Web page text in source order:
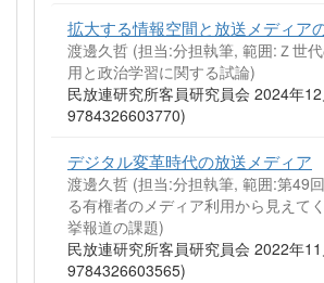
拡大する情報空間と放送メディア
渡邊久哲 (担当:分担執筆, 範囲:Ｚ世
用と政治学習に関する試論)
民放連研究所客員研究員会 2024年
9784326603770)
デジタル変革時代の放送メディア
渡邊久哲 (担当:分担執筆, 範囲:第49
る有権者のメディア利用から見えて
挙報道の課題)
民放連研究所客員研究員会 2022年
9784326603565)